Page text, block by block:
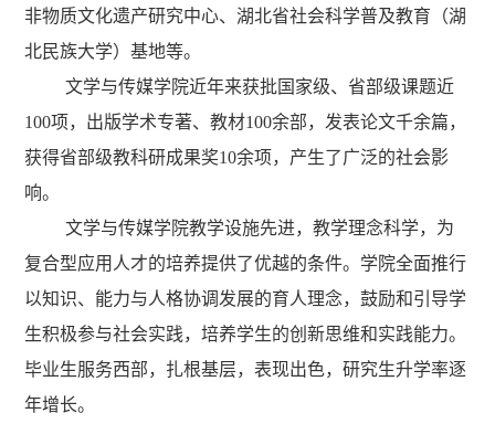
非物质文化遗产研究中心、湖北省社会科学普及教育（湖
北民族大学）基地等。
文学与传媒学院近年来获批国家级、省部级课题近
100项，出版学术专著、教材100余部，发表论文千余篇，
获得省部级教科研成果奖10余项， 产生了广泛的社会影
响。
文学与传媒学院教学设施先进，教学理念科学，为
复合型应用人才的培养提供了优越的条件。学院全面推行
以知识、能力与人格协调发展的育人理念，鼓励和引导学
生积极参与社会实践，培养学生的创新思维和实践能力。
毕业生服务西部， 扎根基层，表现出色，研究生升学率逐
年增长。